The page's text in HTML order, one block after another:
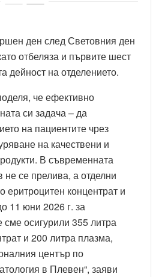
ден след Световния ден
отбеляза и първите шест
дейност на отделението.
че ефективно
си задача – да
на пациентите чрез
на качествени и
В съвременната
се прелива, а отделни
еритроцитен концентрат и
11 юни 2026 г. за
сме осигурили 355 литра
и 200 литра плазма,
център по
в Плевен“, заяви